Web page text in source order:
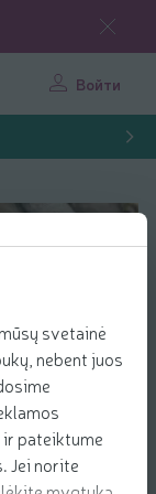
svetainė
nebent juos
pateiktume
Jei norite
Войти